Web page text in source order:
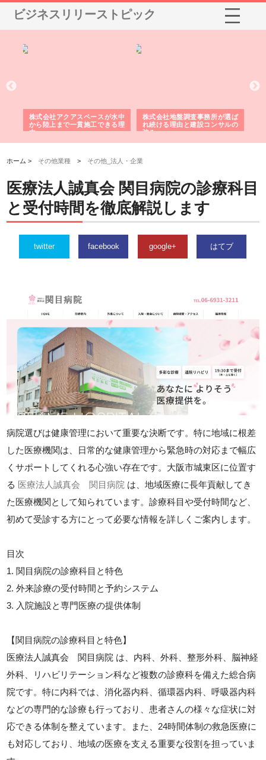
ビジネスリリーストピック
株式会社アクアスペースが水中
から陸上まで一貫施工できる理
由
株式会社地盤調査事務所が選ば
れ続ける理由と建設コンサルの
強み
ホーム > その他業種 > その他_法人・企業
医療法人誠真会 関目病院の診療科目
と受付時間を徹底解説します
twitter facebook google+ はてブ
病院選びは健康管理において重要な決断です。特に地域に根差
した医療機関は、日常的な健康管理から緊急時の対応まで幅広
くサポートしてくれる心強い存在です。大阪市城東区に位置す
る 医療法人誠真会 関目病院 は、地域医療に長年貢献してき
た医療機関として知られています。診療科目や受付時間など、
初めて受診する方にとって必要な情報を詳しくご案内します。
目次
1. 関目病院の診療科目と特色
2. 外来診療の受付時間と予約システム
3. 入院施設と専門医療の提供体制
【関目病院の診療科目と特色】
医療法人誠真会 関目病院 は、内科、外科、整形外科、脳神経
外科、リハビリテーション科など複数の診療科を備えた総合病
院です。特に内科では、消化器内科、循環器内科、呼吸器内科
などの専門的な診療も行っており、患者さんの様々な症状に対
応できる体制を整えています。また、24時間体制の救急医療に
も対応しており、地域の医療を支える重要な役割を担っていま